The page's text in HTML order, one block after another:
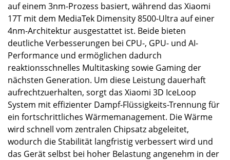
auf einem 3nm-Prozess basiert, während das Xiaomi
17T mit dem MediaTek Dimensity 8500-Ultra auf einer
4nm-Architektur ausgestattet ist. Beide bieten
deutliche Verbesserungen bei CPU-, GPU- und AI-
Performance und ermöglichen dadurch
reaktionsschnelles Multitasking sowie Gaming der
nächsten Generation. Um diese Leistung dauerhaft
aufrechtzuerhalten, sorgt das Xiaomi 3D IceLoop
System mit effizienter Dampf-Flüssigkeits-Trennung für
ein fortschrittliches Wärmemanagement. Die Wärme
wird schnell vom zentralen Chipsatz abgeleitet,
wodurch die Stabilität langfristig verbessert wird und
das Gerät selbst bei hoher Belastung angenehm in der